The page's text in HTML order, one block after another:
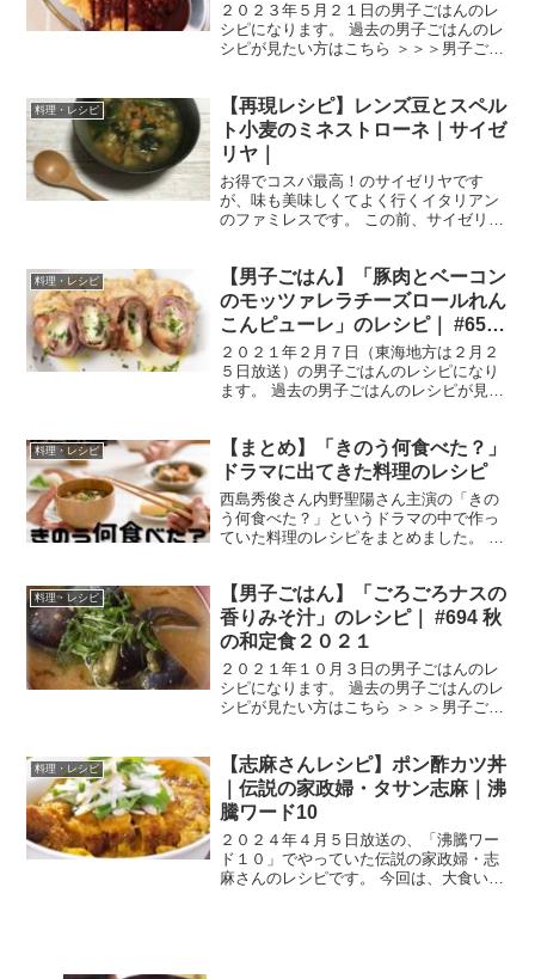
２０２３年５月２１日の男子ごはんのレ
シピになります。 過去の男子ごはんのレ
シピが見たい方はこちら ＞＞＞男子ごは
ス》 温かいごはん ４００g ソーセー
ジ ３本 ピ...
料理・レシピ
【再現レシピ】レンズ豆とスペル
ト小麦のミネストローネ｜サイゼ
リヤ｜
お得でコスパ最高！のサイゼリヤです
が、味も美味しくてよく行くイタリアン
のファミレスです。 この前、サイゼリヤ
ーネ」をいただいて、このスープを家で
再現できないかと作って...
料理・レシピ
【男子ごはん】「豚肉とベーコン
のモッツァレラチーズロールれん
こんピューレ」のレシピ｜ #659
ビストロみたいな料理第２弾
２０２１年２月７日（東海地方は２月２
５日放送）の男子ごはんのレシピになり
ます。 過去の男子ごはんのレシピが見た
ッツァレラチーズロールれんこんピュー
レ ピューレとは、フ...
料理・レシピ
【まとめ】「きのう何食べた？」
ドラマに出てきた料理のレシピ
西島秀俊さん内野聖陽さん主演の「きの
う何食べた？」というドラマの中で作っ
ていた料理のレシピをまとめました。 皆
分量ですので、調理の際は、ご自分の味
付けに調整していた...
料理・レシピ
【男子ごはん】「ごろごろナスの
香りみそ汁」のレシピ｜ #694 秋
の和定食２０２１
２０２１年１０月３日の男子ごはんのレ
シピになります。 過去の男子ごはんのレ
シピが見たい方はこちら ＞＞＞男子ごは
３本かつおだし ５００ccみそ 大さじ
３青じそ ４...
料理・レシピ
【志麻さんレシピ】ポン酢カツ丼
｜伝説の家政婦・タサン志麻｜沸
騰ワード10
２０２４年４月５日放送の、「沸騰ワー
ド１０」でやっていた伝説の家政婦・志
麻さんのレシピです。 今回は、大食い軍